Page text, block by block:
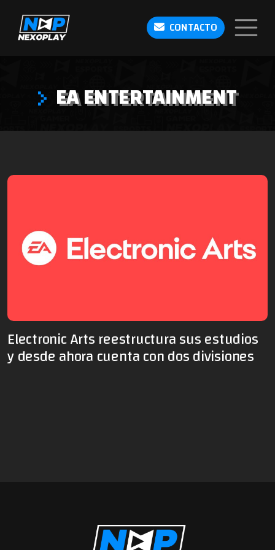
CONTACTO
EA ENTERTAINMENT
Electronic Arts reestructura sus estudios
y desde ahora cuenta con dos divisiones